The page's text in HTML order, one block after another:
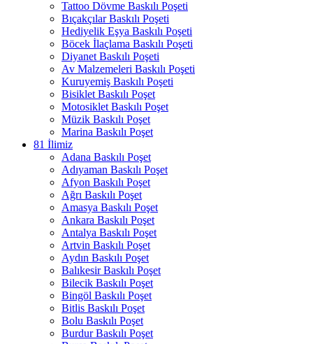
Tattoo Dövme Baskılı Poşeti
Bıçakçılar Baskılı Poşeti
Hediyelik Eşya Baskılı Poşeti
Böcek İlaçlama Baskılı Poşeti
Diyanet Baskılı Poşeti
Av Malzemeleri Baskılı Poşeti
Kuruyemiş Baskılı Poşeti
Bisiklet Baskılı Poşet
Motosiklet Baskılı Poşet
Müzik Baskılı Poşet
Marina Baskılı Poşet
81 İlimiz
Adana Baskılı Poşet
Adıyaman Baskılı Poşet
Afyon Baskılı Poşet
Ağrı Baskılı Poşet
Amasya Baskılı Poşet
Ankara Baskılı Poşet
Antalya Baskılı Poşet
Artvin Baskılı Poşet
Aydın Baskılı Poşet
Balıkesir Baskılı Poşet
Bilecik Baskılı Poşet
Bingöl Baskılı Poşet
Bitlis Baskılı Poşet
Bolu Baskılı Poşet
Burdur Baskılı Poşet